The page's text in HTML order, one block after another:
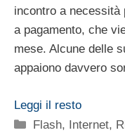
incontro a necessità
a pagamento, che
mese. Alcune delle
appaiono davvero
Leggi il resto
Categorie
Flash, Internet,